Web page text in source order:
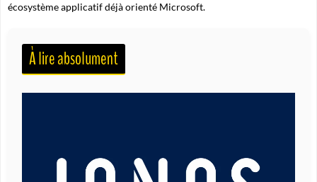
écosystème applicatif déjà orienté Microsoft.
À lire absolument